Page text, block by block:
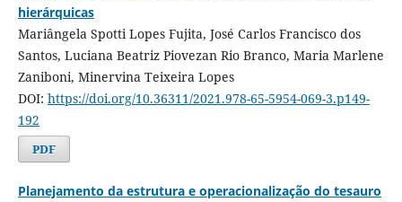
hierárquicas
Mariângela Spotti Lopes Fujita, José Carlos Francisco dos
Santos, Luciana Beatriz Piovezan Rio Branco, Maria Marlene
Zaniboni, Minervina Teixeira Lopes
DOI: https://doi.org/10.36311/2021.978-65-5954-069-3.p149-
192
PDF
Planejamento da estrutura e operacionalização do tesauro